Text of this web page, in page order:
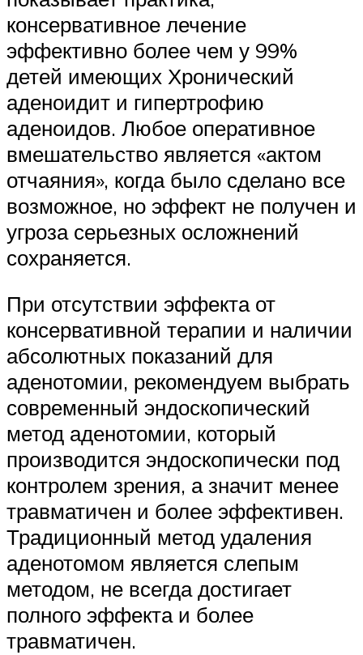
консервативное лечение
эффективно более чем у 99%
детей имеющих Хронический
аденоидит и гипертрофию
аденоидов. Любое оперативное
вмешательство является «актом
отчаяния», когда было сделано все
возможное, но эффект не получен и
угроза серьезных осложнений
сохраняется.
При отсутствии эффекта от
консервативной терапии и наличии
абсолютных показаний для
аденотомии, рекомендуем выбрать
современный эндоскопический
метод аденотомии, который
производится эндоскопически под
контролем зрения, а значит менее
травматичен и более эффективен.
Традиционный метод удаления
аденотомом является слепым
методом, не всегда достигает
полного эффекта и более
травматичен.